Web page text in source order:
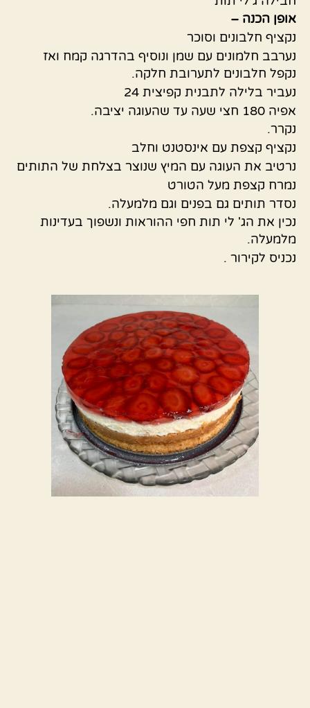
אופן הכנה –
נקציף חלבונים וסוכר
נערבב חלמונים עם שמן ונוסיף בהדרגה קמח ואז
נקפל חלבונים לתערובת חלקה.
נעביר בלילה לתבנית קפיצית 24
אפיה 180 חצי שעה עד שהעוגה יציבה.
נקרר.
נקציף קצפת עם אינסטנט וחלב
נרטיב את העוגה עם המיץ שנוצר בצלחת של התותים
נמרח קצפת מעל הטורט
נסדר תותים גם בפנים וגם מלמעלה.
נכין את הג' לי תות חפי ההוראות ונשפוך בעדינות
מלמעלה.
נכניס לקירור .